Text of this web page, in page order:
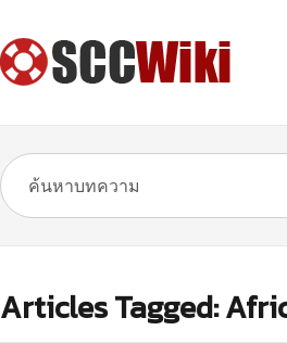
Articles Tagged: